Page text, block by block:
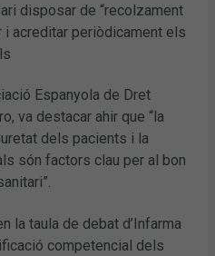
disposar de “recolzament
i acreditar periòdicament els
Espanyola de Dret
va destacar ahir que “la
dels pacients i la
són factors clau per al bon
la taula de debat d’Infarma
competencial dels